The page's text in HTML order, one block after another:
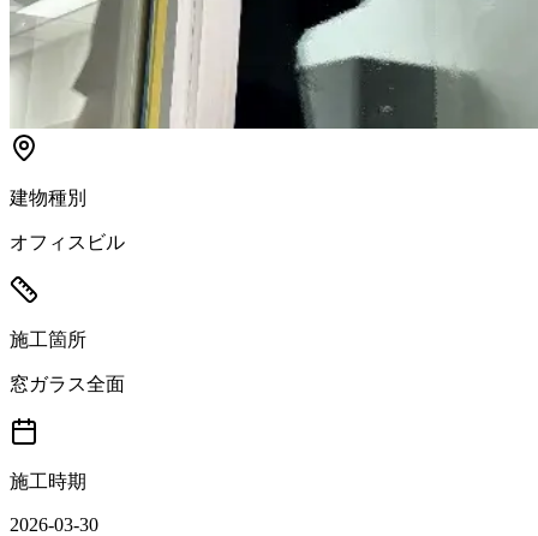
建物種別
オフィスビル
施工箇所
窓ガラス全面
施工時期
2026-03-30